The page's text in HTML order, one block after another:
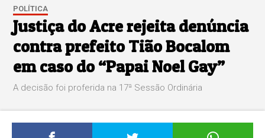
POLÍTICA
Justiça do Acre rejeita denúncia
contra prefeito Tião Bocalom
em caso do “Papai Noel Gay”
A decisão foi proferida na 17ª Sessão Ordinária